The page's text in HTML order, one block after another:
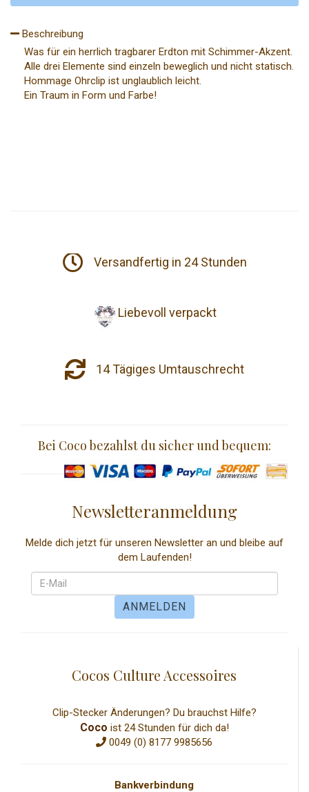
Beschreibung
Was für ein herrlich tragbarer Erdton mit Schimmer-Akzent.
Alle drei Elemente sind einzeln beweglich und nicht statisch.
Hommage Ohrclip ist unglaublich leicht.
Ein Traum in Form und Farbe!
Versandfertig in 24 Stunden
Liebevoll verpackt
14 Tägiges Umtauschrecht
Bei Coco bezahlst du sicher und bequem:
Newsletteranmeldung
Melde dich jetzt für unseren Newsletter an und bleibe auf
dem Laufenden!
Cocos Culture Accessoires
Clip-Stecker Änderungen? Du brauchst Hilfe?
Coco ist 24 Stunden für dich da!
0049 (0) 8177 9985656
Bankverbindung